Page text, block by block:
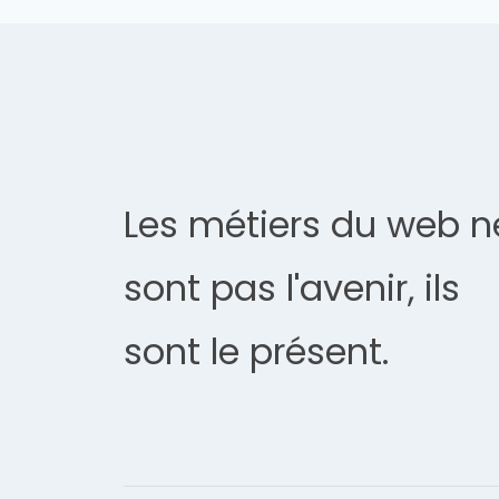
Les métiers du web
sont pas l'avenir, ils
sont le présent.